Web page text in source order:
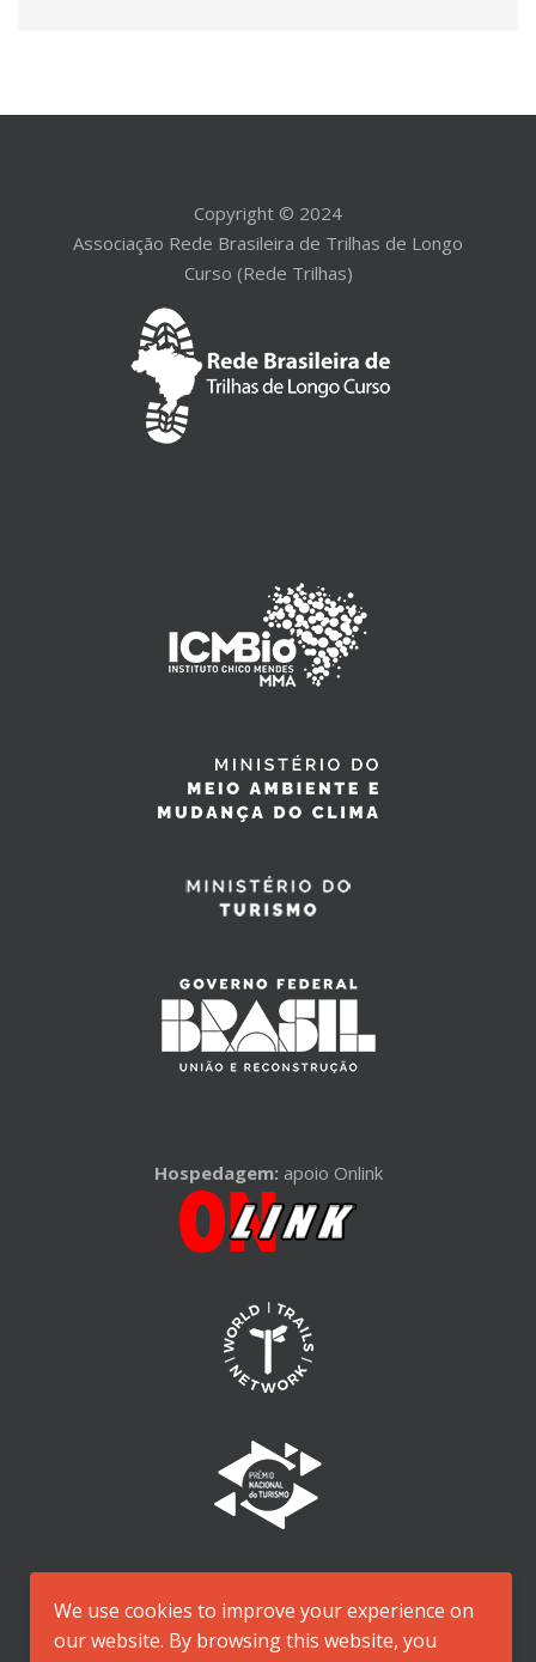
Copyright © 2024
Associação Rede Brasileira de Trilhas de Longo
Curso (Rede Trilhas)
Hospedagem: apoio Onlink
We use cookies to improve your experience on
our website. By browsing this website, you